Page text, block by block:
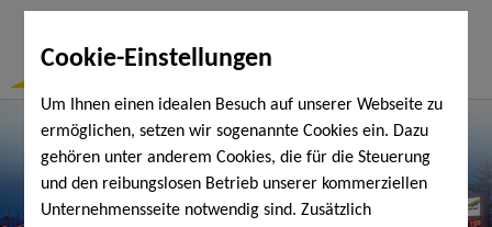
Cookie-Einstellungen
Um Ihnen einen idealen Besuch auf unserer Webseite zu
ermöglichen, setzen wir sogenannte Cookies ein. Dazu
gehören unter anderem Cookies, die für die Steuerung
und den reibungslosen Betrieb unserer kommerziellen
Unternehmensseite notwendig sind. Zusätzlich